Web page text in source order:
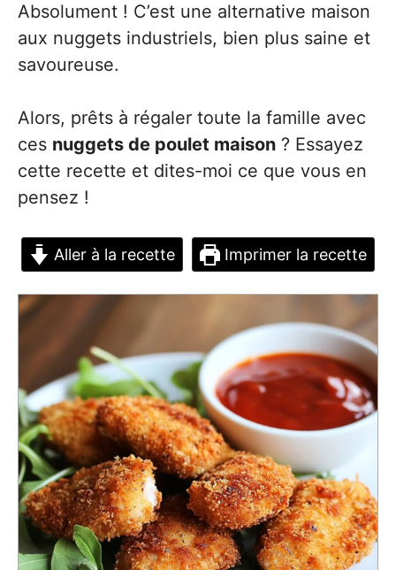
Absolument ! C’est une alternative maison
aux nuggets industriels, bien plus saine et
savoureuse.
Alors, prêts à régaler toute la famille avec
ces nuggets de poulet maison ? Essayez
cette recette et dites-moi ce que vous en
pensez !
Aller à la recette Imprimer la recette